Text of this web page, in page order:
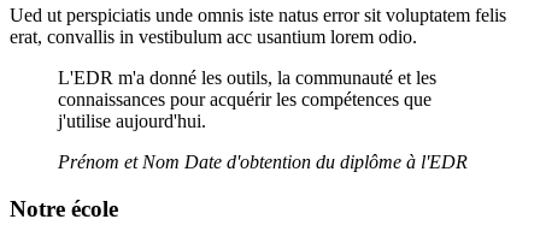
Ued ut perspiciatis unde omnis iste natus error sit voluptatem felis
erat, convallis in vestibulum acc usantium lorem odio.
L'EDR m'a donné les outils, la communauté et les
connaissances pour acquérir les compétences que
j'utilise aujourd'hui.
Prénom et Nom Date d'obtention du diplôme à l'EDR
Notre école